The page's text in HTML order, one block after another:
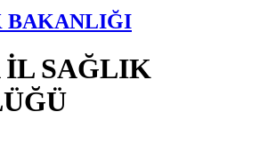
BAKANLIĞI
SAĞLIK